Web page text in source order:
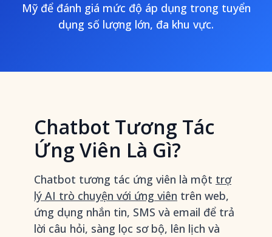
Mỹ để đánh giá mức độ áp dụng trong tuyển
dụng số lượng lớn, đa khu vực.
Chatbot Tương Tác
Ứng Viên Là Gì?
Chatbot tương tác ứng viên là một trợ
lý AI trò chuyện với ứng viên trên web,
ứng dụng nhắn tin, SMS và email để trả
lời câu hỏi, sàng lọc sơ bộ, lên lịch và